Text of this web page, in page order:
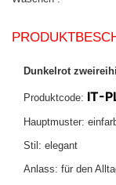
Dunkelrot
Produktcode: IT-
Hauptmuster:
Stil: elegant
Anlass: für den